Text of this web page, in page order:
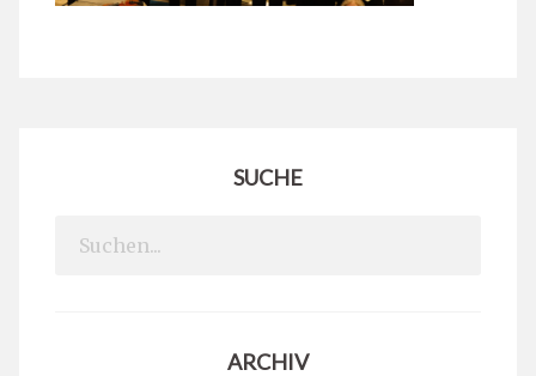
SUCHE
Search
ARCHIV